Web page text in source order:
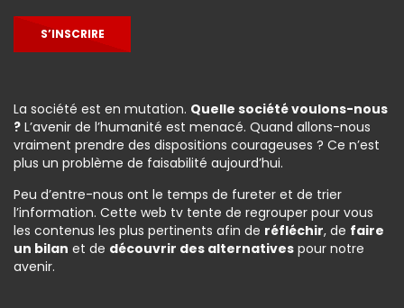
S’INSCRIRE
La société est en mutation. Quelle société voulons-nous
? L’avenir de l’humanité est menacé. Quand allons-nous
vraiment prendre des dispositions courageuses ? Ce n’est
plus un problème de faisabilité aujourd’hui.
Peu d’entre-nous ont le temps de fureter et de trier
l’information. Cette web tv tente de regrouper pour vous
les contenus les plus pertinents afin de réfléchir, de faire
un bilan et de découvrir des alternatives pour notre
avenir.